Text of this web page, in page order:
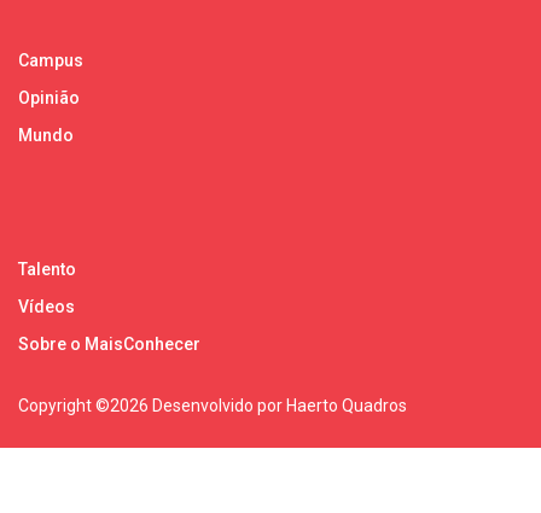
Campus
Opinião
Mundo
Talento
Vídeos
Sobre o MaisConhecer
Copyright ©2026 Desenvolvido por Haerto Quadros